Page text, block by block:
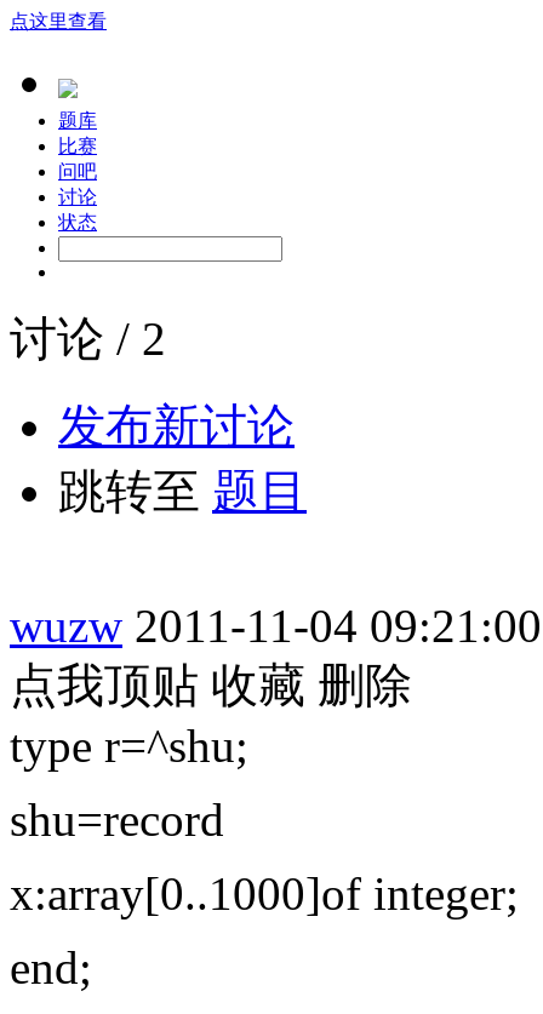
点这里查看
题库
比赛
问吧
讨论
状态
讨论 / 2
发布新讨论
跳转至 题目
wuzw 2011-11-04 09:21:00
点我顶贴 收藏 删除
type r=^shu;
shu=record
x:array[0..1000]of integer;
end;